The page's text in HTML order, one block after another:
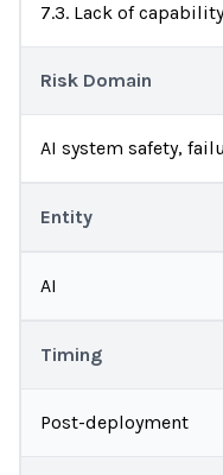
7.3. Lack of
Risk Domain
AI system safety,
Entity
AI
Timing
Post-deployment